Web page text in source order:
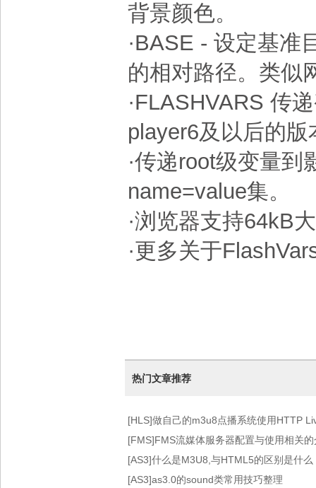
背景颜色。
·BASE - 设定基准
的相对路径。类似
·FLASHVARS 传
player6及以后的版
·传递root级变量到
name=value集。
·浏览器支持64kB
·更多关于
热门文章推荐
[HLS]做自己的m3u8点播系统使用HTTP
术）
[FMS]FMS流媒体服务器配置与使用相关的
[AS3]什么是M3U8,与HTML5的区别是什么
[AS3]as3.0的sound类常用技巧整理